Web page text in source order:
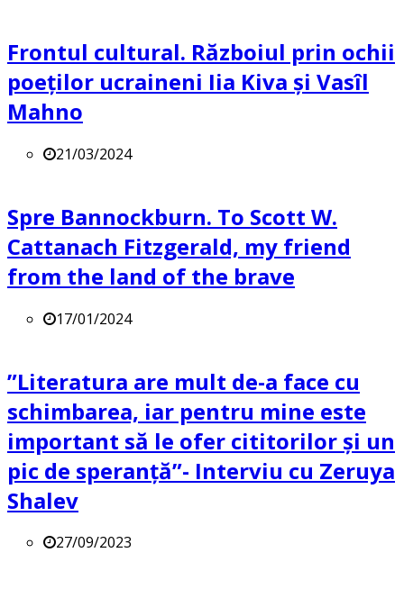
Frontul cultural. Războiul prin ochii
poeților ucraineni Iia Kiva și Vasîl
Mahno
21/03/2024
Spre Bannockburn. To Scott W.
Cattanach Fitzgerald, my friend
from the land of the brave
17/01/2024
”Literatura are mult de-a face cu
schimbarea, iar pentru mine este
important să le ofer cititorilor și un
pic de speranță”- Interviu cu Zeruya
Shalev
27/09/2023